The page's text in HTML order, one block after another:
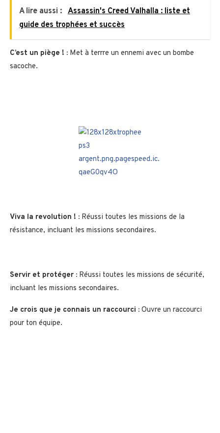
A lire aussi : Assassin's Creed Valhalla : liste et
guide des trophées et succès
C’est un piège ! : Met à terrre un ennemi avec un bombe
sacoche.
Viva la revolution ! : Réussi toutes les missions de la
résistance, incluant les missions secondaires.
Servir et protéger : Réussi toutes les missions de sécurité,
incluant les missions secondaires.
Je crois que je connais un raccourci : Ouvre un raccourci
pour ton équipe.